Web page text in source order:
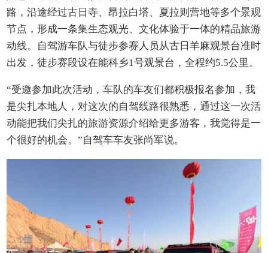
路，沿途经过古日寺、昂拉白塔、夏拉则营地等多个景观
节点，形成一条集生态观光、文化体验于一体的精品旅游
动线。自驾游车队与徒步参赛人员从古日羊麻观景台准时
出发，徒步赛段设在能科乡1号观景台，全程约5.5公里。
“受邀参加此次活动，车队的车友们都积极报名参加，我
是尖扎本地人，对这次的自驾线路很熟悉，通过这一次活
动能把我们尖扎的旅游资源介绍给更多游客，我觉得是一
个很好的机会。”自驾车车友张尚军说。